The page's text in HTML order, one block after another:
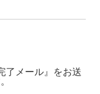
了メール』をお送